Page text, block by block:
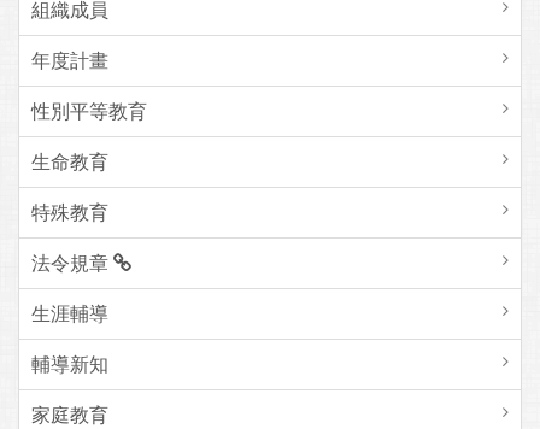
組織成員
年度計畫
性別平等教育
生命教育
特殊教育
法令規章
生涯輔導
輔導新知
家庭教育